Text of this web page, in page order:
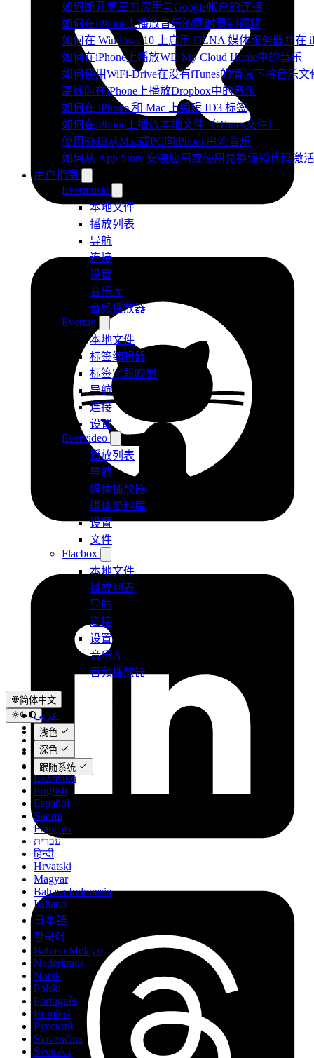
如何断开第三方应用与Google帐户的连接
如何在iPhone上播放音乐的同时录制视频
如何在 Windows 10 上启用 DLNA 媒体服务器并在
如何在iPhone上播放WD My Cloud Home中的音乐
如何使用WiFi-Drive在没有iTunes的情况下将音乐文
离线时在iPhone上播放Dropbox中的音乐
如何在 iPhone 和 Mac 上编辑 ID3 标签
如何在iPhone上播放本地文件（iTunes文件）
使用SMB从Mac或PC向iPhone串流音乐
如何从 App Store 安装应用或使用兑换促销代码激
用户指南
Evermusic
本地文件
播放列表
导航
连接
设置
音乐库
音频播放器
Evertag
本地文件
标签编辑器
标签字段映射
导航
连接
设置
Evervideo
播放列表
导航
媒体播放器
媒体资料库
设置
文件
Flacbox
本地文件
播放列表
导航
连接
设置
音乐库
音频播放器
简体中文
عربي
Català
Čeština
Dansk
Deutsch
Ελληνικά
English
Español
Suomi
Français
עברית
हिन्दी
Hrvatski
Magyar
Bahasa Indonesia
Italiano
日本語
한국어
Bahasa Melayu
Nederlands
Norsk
Polski
Português
Română
Русский
Slovenčina
Svenska
浅色
深色
跟随系统